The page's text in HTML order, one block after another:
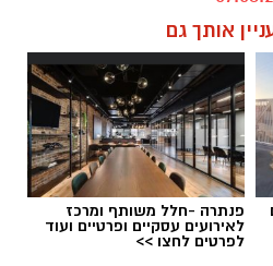
אותך גם
פנתרה -חלל משותף ומרכז
לאירועים עסקיים ופרטיים ועוד
לפרטים לחצו >>